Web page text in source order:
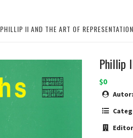
PHILLIP II AND THE ART OF REPRESENTATION
Phillip
$0
Autor: